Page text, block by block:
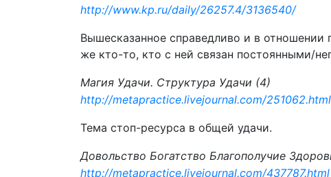
http://www.kp.ru/daily/26257.4/3136540/
Вышесказанное справедливо и в
же кто-то, кто с ней связан постоянными/
Магия Удачи. Структура Удачи (4)
http://metapractice.livejournal.com/251062.html
Тема стоп-ресурса в общей удачи.
Довольство Богатство Благополучие
http://metapractice.livejournal.com/437787.html